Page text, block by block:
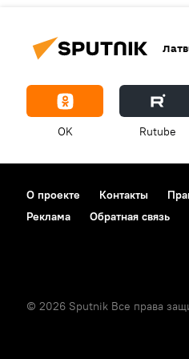
OK Rutube
О проекте Контакты
Реклама
Обратная связь
© 2026 Sputnik Все права